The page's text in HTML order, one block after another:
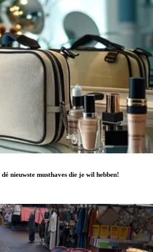
nieuwste musthaves die je wil hebben!